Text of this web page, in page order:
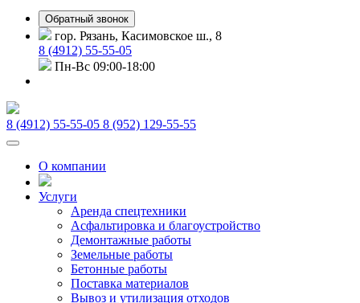
Обратный звонок
гор. Рязань, Касимовское ш., 8
8 (4912) 55-55-05
Пн-Вс 09:00-18:00
8 (4912) 55-55-05 8 (952) 129-55-55
О компании
Услуги
Аренда спецтехники
Асфальтировка и благоустройство
Демонтажные работы
Земельные работы
Бетонные работы
Поставка материалов
Вывоз и утилизация отходов